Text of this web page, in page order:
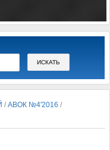
/АВОК №4'2016 /